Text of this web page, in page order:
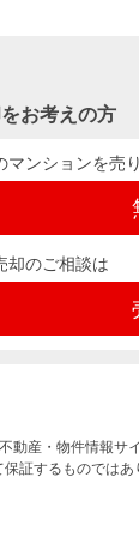
お考えの方
マンションを売
却のご相談は
動産・物件情報サ
証するものではあ